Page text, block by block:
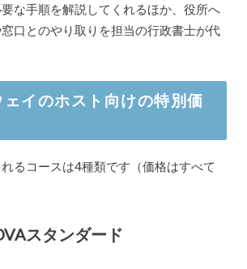
な手順を解説してくれるほか、役所へ
口とのやり取りを担当の行政書士が代
イのホスト向けの特別価
るコースは4種類です（価格はすべて
スタンダード